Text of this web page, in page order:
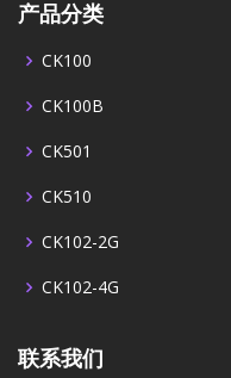
产品分类
CK100
CK100B
CK501
CK510
CK102-2G
CK102-4G
联系我们